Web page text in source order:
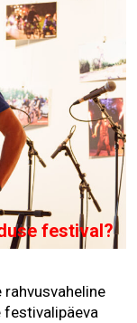
festival?